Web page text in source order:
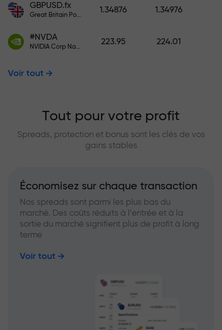
GBPUSD.fx
Great Britain Pound vs US Dollar
1.34876 1.34976
#NVDA
NVIDIA Corp Nasdaq Stock Exchange (Nasdaq) USD
223.95 224.01
Voir tout
Tout pour votre profit
Spreads, protection et bonus sont les clés de vos
gains stables
Économisez sur chaque transaction
Nos spreads sont parmi les plus bas du
marché. Des coûts réduits à l’entrée et à la
sortie du marché signifient plus de profit à long
terme
Voir tout